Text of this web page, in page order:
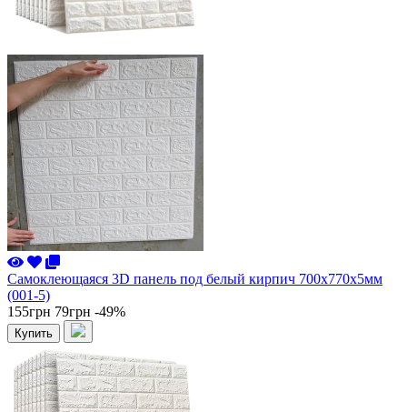
Самоклеющаяся 3D панель под белый кирпич 700x770x5мм
(001-5)
155грн 79грн -49%
Купить